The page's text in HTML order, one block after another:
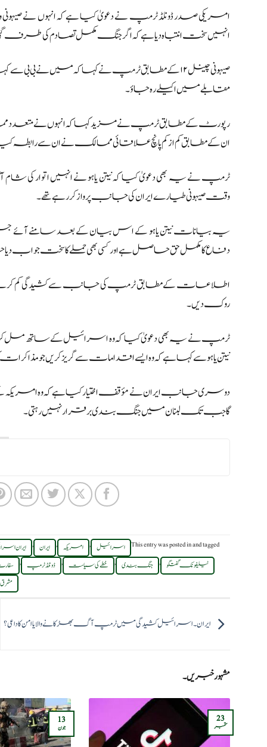
امریکی صدر ڈونلڈ ٹرمپ نے دعویٰ کیا ہے کہ انہوں نے
انہیں سخت انتباہ دیا ہے کہ اگر جنگ مکمل تصادم کی طرف
صیہونی چینل ۱۲ کے مطابق ٹرمپ نے کہا کہ میں نے بی
مقابلے میں اکیلے رہ جاؤ۔
رپورٹ کے مطابق ٹرمپ نے مزید کہا کہ انہوں نے متعدد
ان کے مطابق کم از کم پانچ علاقائی ممالک نے ان سے رابطہ
ٹرمپ نے یہ بھی دعویٰ کیا کہ نیتن یاہو نے انہیں اتوار کی
وقت صیہونی طیارے ایران کی جانب پرواز کر رہے تھے۔
یہ بیانات نیتن یاہو کے اس بیان کے بعد سامنے آئے
دفاع کا مکمل حق حاصل ہے اور کسی بھی حملے کا سخت جواب دیا
اطلاعات کے مطابق ٹرمپ کی جانب سے کشیدگی کم کرنے کی
روک دیں۔
ٹرمپ نے یہ بھی دعویٰ کیا کہ وہ اسرائیل کے ساتھ مل کر
نیتن یاہو سے کہا ہے کہ وہ ایسے اقدامات سے گریز کریں جو
دوسری جانب ایران نے مؤقف اختیار کیا ہے کہ وہ
گا جب تک لبنان میں جنگ بندی برقرار نہیں رہتی۔
This entry was posted inand tagged اسرائیل , امریکہ , ایران , ایران
ٹیلیفونک گفتگو , جنگ بندی , خطے کی سیاست , ڈونلڈ ٹرمپ ,
ایران۔اسرائیل کشیدگی میں ٹرمپ آگ بھڑکانے والا یا امن کا داعی؟
مشہور خبریں۔
23
ستمبر
13
جون